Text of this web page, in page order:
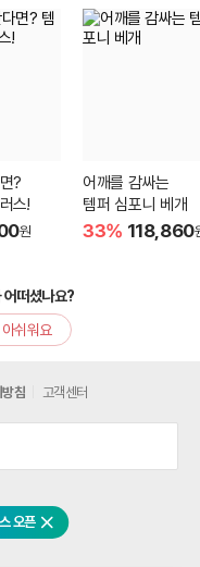
?
스!
원
어깨를 감싸는
템퍼 심포니 베개
33% 118,860
떠셨나요?
아쉬워요
오픈 닫기
침 고객센터